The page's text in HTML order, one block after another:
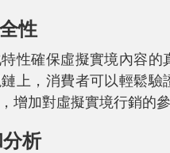
性
性確保虛擬實境內容
上，消費者可以輕鬆
增加對虛擬實境行銷的參
析